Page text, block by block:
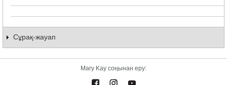
Сұрақ-жауап
Mary Kay соңынан еру: